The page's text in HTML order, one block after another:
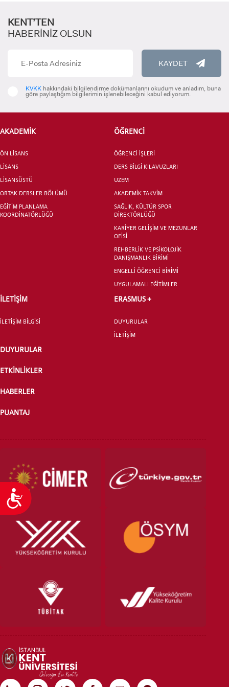
Ulaşılabilirlik
ADAY ÖĞRENCİ
LİSANSÜSTÜ EĞİTİM ENSTİTÜSÜ
KENT’TEN
HABERİNİZ OLSUN
KAYDET
KVKK hakkındaki bilgilendirme dokümanlarını okudum ve anladım, buna
göre paylaştığım bilgilerimin işlenebileceğini kabul ediyorum.
AKADEMİK
ÖN LİSANS
LİSANS
LİSANSÜSTÜ
ORTAK DERSLER BÖLÜMÜ
EĞİTİM PLANLAMA
KOORDİNATÖRLÜĞÜ
ÖĞRENCİ
ÖĞRENCİ İŞLERİ
DERS BİLGİ KILAVUZLARI
UZEM
AKADEMİK TAKVİM
SAĞLIK, KÜLTÜR SPOR
DİREKTÖRLÜĞÜ
KARİYER GELİŞİM VE MEZUNLAR
OFİSİ
REHBERLİK VE PSİKOLOJİK
DANIŞMANLIK BİRİMİ
ENGELLİ ÖĞRENCİ BİRİMİ
UYGULAMALI EĞİTİMLER
İLETİŞİM
İLETİŞİM BİLGİSİ
ERASMUS +
DUYURULAR
İLETİŞİM
DUYURULAR
ETKİNLİKLER
HABERLER
PUANTAJ